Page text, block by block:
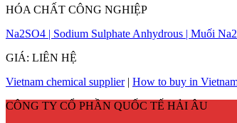
HÓA CHẤT CÔNG NGHIỆP
Na2SO4 | Sodium Sulphate Anhydrous | Muối
GIÁ: LIÊN HỆ
Vietnam chemical supplier| How to buy in
CÔNG TY CỔ PHẦN QUỐC TẾ HẢI ÂU